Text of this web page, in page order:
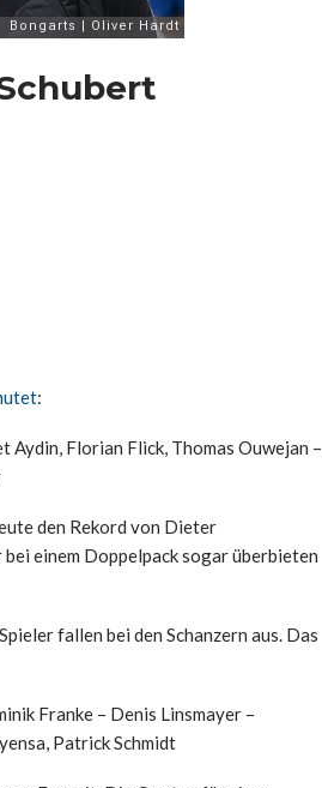
:
Florian Flick, Thomas Ouwejan –
den Rekord von Dieter
einem Doppelpack sogar überbieten
fallen bei den Schanzern aus. Das
Franke – Denis Linsmayer –
Patrick Schmidt